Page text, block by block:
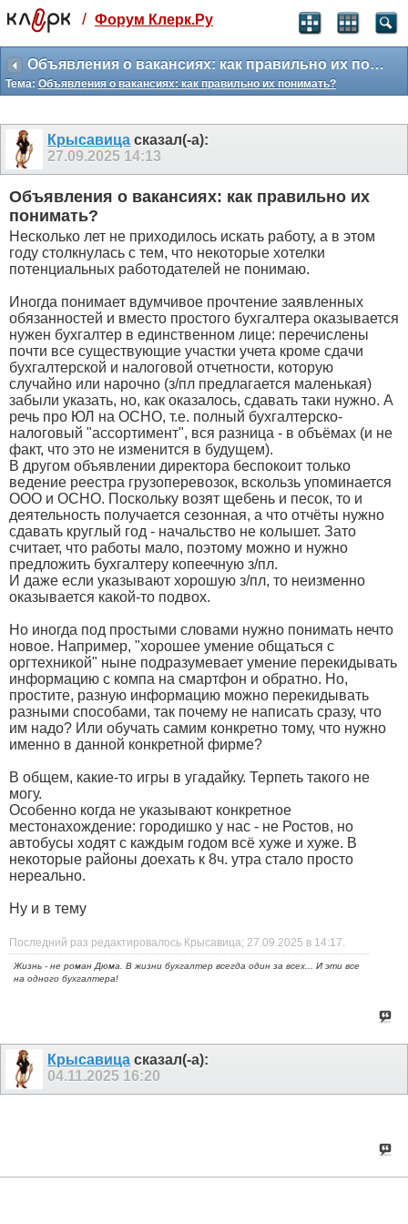
Святые угодники, Клерк без рекламы
прекрасен:)
месяц
3 месяца
259 ₽
-10%
499 ₽
-15%
Отмена Оплатить
/ Форум Клерк.Ру
Объявления о вакансиях: как правильно их понимать?
Тема: Объявления о вакансиях: как правильно их понимать?
Крысавица сказал(-а):
27.09.2025 14:13
Объявления о вакансиях: как правильно их
понимать?
Несколько лет не приходилось искать работу, а в этом
году столкнулась с тем, что некоторые хотелки
потенциальных работодателей не понимаю.
Иногда понимает вдумчивое прочтение заявленных
обязанностей и вместо простого бухгалтера оказывается
нужен бухгалтер в единственном лице: перечислены
почти все существующие участки учета кроме сдачи
бухгалтерской и налоговой отчетности, которую
случайно или нарочно (з/пл предлагается маленькая)
забыли указать, но, как оказалось, сдавать таки нужно. А
речь про ЮЛ на ОСНО, т.е. полный бухгалтерско-
налоговый "ассортимент", вся разница - в объёмах (и не
факт, что это не изменится в будущем).
В другом объявлении директора беспокоит только
ведение реестра грузоперевозок, вскользь упоминается
ООО и ОСНО. Поскольку возят щебень и песок, то и
деятельность получается сезонная, а что отчёты нужно
сдавать круглый год - начальство не колышет. Зато
считает, что работы мало, поэтому можно и нужно
предложить бухгалтеру копеечную з/пл.
И даже если указывают хорошую з/пл, то неизменно
оказывается какой-то подвох.
Но иногда под простыми словами нужно понимать нечто
новое. Например, "хорошее умение общаться с
оргтехникой" ныне подразумевает умение перекидывать
информацию с компа на смартфон и обратно. Но,
простите, разную информацию можно перекидывать
разными способами, так почему не написать сразу, что
им надо? Или обучать самим конкретно тому, что нужно
именно в данной конкретной фирме?
В общем, какие-то игры в угадайку. Терпеть такого не
могу.
Особенно когда не указывают конкретное
местонахождение: городишко у нас - не Ростов, но
автобусы ходят с каждым годом всё хуже и хуже. В
некоторые районы доехать к 8ч. утра стало просто
нереально.
Ну и в тему
Последний раз редактировалось Крысавица; 27.09.2025 в 14:17.
Жизнь - не роман Дюма. В жизни бухгалтер всегда один за всех... И эти все
на одного бухгалтера!
Крысавица сказал(-а):
04.11.2025 16:20